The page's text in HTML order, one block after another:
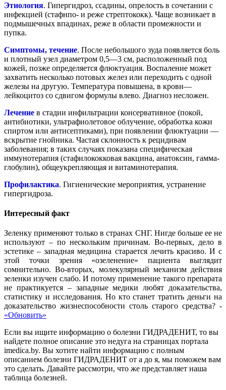
Этиология. Гипергидроз, ссадины, опрелость в сочетании с
инфекцией (стафнпо- и реже стрептококк). Чаще возникает в
подмышечных впадинах, реже в области промежности и
пупка.
Симптомы, течение. После небольшого зуда появляется боль
и плотный узел диаметром 0,5—3 см, расположенный под
кожей, позже определяется флюктуация. Воспаление может
захватить несколько потовых желез или переходить с одной
железы на другую. Температура повышена, в крови—
лейкоцитоз со сдвигом формулы влево. Диагноз несложен.
Лечение в стадии инфильтрации консервативное (покой,
антибиотики, ультрафиолетовое облучение, обработка кожи
спиртом или антисептиками), при появлении флюктуации —
вскрытие гнойника. Частая склонность к рецидивам
заболевания; в таких случаях показана специфическая
иммунотерапия (стафилококковая вакцина, анатоксин, гамма-
глобулин), общеукрепляющая и витаминотерапия.
Профилактика. Гигиенические мероприятия, устранение
гипергидроза.
Интересный факт
Зеленку применяют только в странах СНГ. Нигде больше ее не
используют – по нескольким причинам. Во-первых, дело в
эстетике – западная медицина старается лечить красиво. И с
этой точки зрения «озеленение» пациента выглядит
сомнительно. Во-вторых, молекулярный механизм действия
зеленки изучен слабо. И потому применение такого препарата
не практикуется – западные медики любят доказательства,
статистику и исследования. Но кто станет тратить деньги на
доказательство жизнеспособности столь старого средства? -
«Обновить»
Если вы ищите информацию о болезни ГИДРАДЕНИТ, то вы
найдете полное описание это недуга на страницах портала
imedica.by. Вы хотите найти информацию с полным
описанием болезни ГИДРАДЕНИТ от а до я, мы поможем вам
это сделать. Давайте рассмотри, что же представляет наша
таблица болезней.